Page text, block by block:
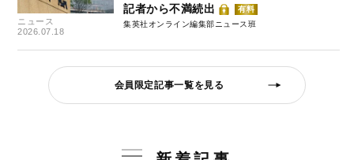
ニュース
2026.07.18
記者から不満続出
有料
集英社オンライン編集部ニュース班
会員限定記事一覧を見る